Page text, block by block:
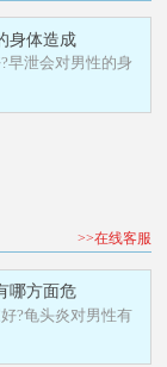
身体造成
早泄会对男性的身
>>在线客服
哪方面危
?龟头炎对男性有